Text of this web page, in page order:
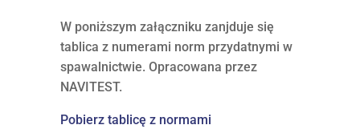
W poniższym załączniku zanjduje się
tablica z numerami norm przydatnymi w
spawalnictwie. Opracowana przez
NAVITEST.
Pobierz tablicę z normami